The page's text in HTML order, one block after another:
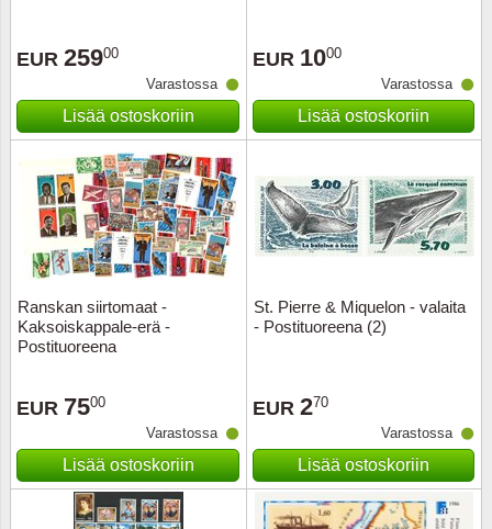
EUR 25900
Varastossa
Lisää ostoskoriin
EUR 1000
Varastossa
Lisää ostoskoriin
Ranskan siirtomaat -
Kaksoiskappale-erä -
Postituoreena
EUR 7500
Varastossa
Lisää ostoskoriin
St. Pierre & Miquelon - valaita
- Postituoreena (2)
EUR 270
Varastossa
Lisää ostoskoriin
San
Sveitsi
Unkari